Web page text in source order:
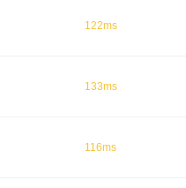
122ms
133ms
116ms